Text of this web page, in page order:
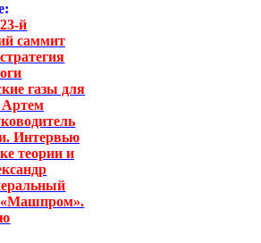
23-й
саммит
газы для
Артем
Интервью
теории и